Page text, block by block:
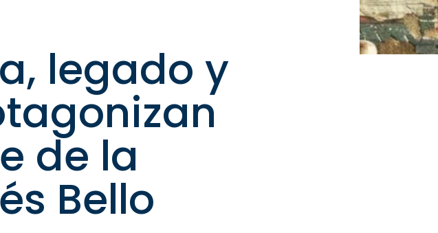
legado y
de la
Bello